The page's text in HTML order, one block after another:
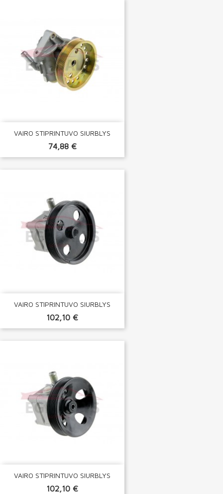
VAIRO STIPRINTUVO SIURBLYS
74,88 €
VAIRO STIPRINTUVO SIURBLYS
102,10 €
VAIRO STIPRINTUVO SIURBLYS
102,10 €